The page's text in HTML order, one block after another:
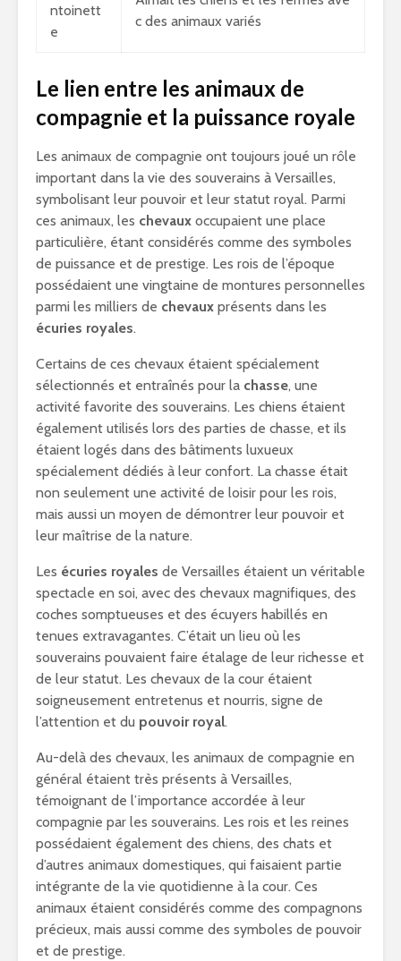
ntoinett
e
c des animaux variés
Le lien entre les animaux de
compagnie et la puissance royale
Les animaux de compagnie ont toujours joué un rôle
important dans la vie des souverains à Versailles,
symbolisant leur pouvoir et leur statut royal. Parmi
ces animaux, les chevaux occupaient une place
particulière, étant considérés comme des symboles
de puissance et de prestige. Les rois de l’époque
possédaient une vingtaine de montures personnelles
parmi les milliers de chevaux présents dans les
écuries royales.
Certains de ces chevaux étaient spécialement
sélectionnés et entraînés pour la chasse, une
activité favorite des souverains. Les chiens étaient
également utilisés lors des parties de chasse, et ils
étaient logés dans des bâtiments luxueux
spécialement dédiés à leur confort. La chasse était
non seulement une activité de loisir pour les rois,
mais aussi un moyen de démontrer leur pouvoir et
leur maîtrise de la nature.
Les écuries royales de Versailles étaient un véritable
spectacle en soi, avec des chevaux magnifiques, des
coches somptueuses et des écuyers habillés en
tenues extravagantes. C’était un lieu où les
souverains pouvaient faire étalage de leur richesse et
de leur statut. Les chevaux de la cour étaient
soigneusement entretenus et nourris, signe de
l’attention et du pouvoir royal.
Au-delà des chevaux, les animaux de compagnie en
général étaient très présents à Versailles,
témoignant de l’importance accordée à leur
compagnie par les souverains. Les rois et les reines
possédaient également des chiens, des chats et
d’autres animaux domestiques, qui faisaient partie
intégrante de la vie quotidienne à la cour. Ces
animaux étaient considérés comme des compagnons
précieux, mais aussi comme des symboles de pouvoir
et de prestige.